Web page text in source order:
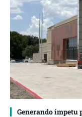
Generando ímpetu